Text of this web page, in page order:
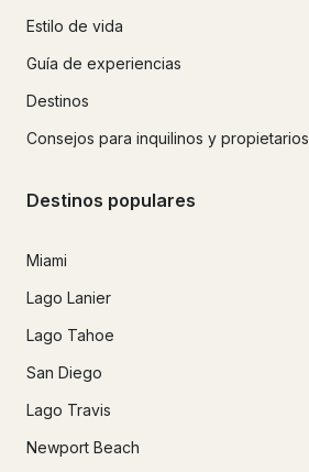
Estilo de vida
Guía de experiencias
Destinos
Consejos para inquilinos y propietarios
Destinos populares
Miami
Lago Lanier
Lago Tahoe
San Diego
Lago Travis
Newport Beach